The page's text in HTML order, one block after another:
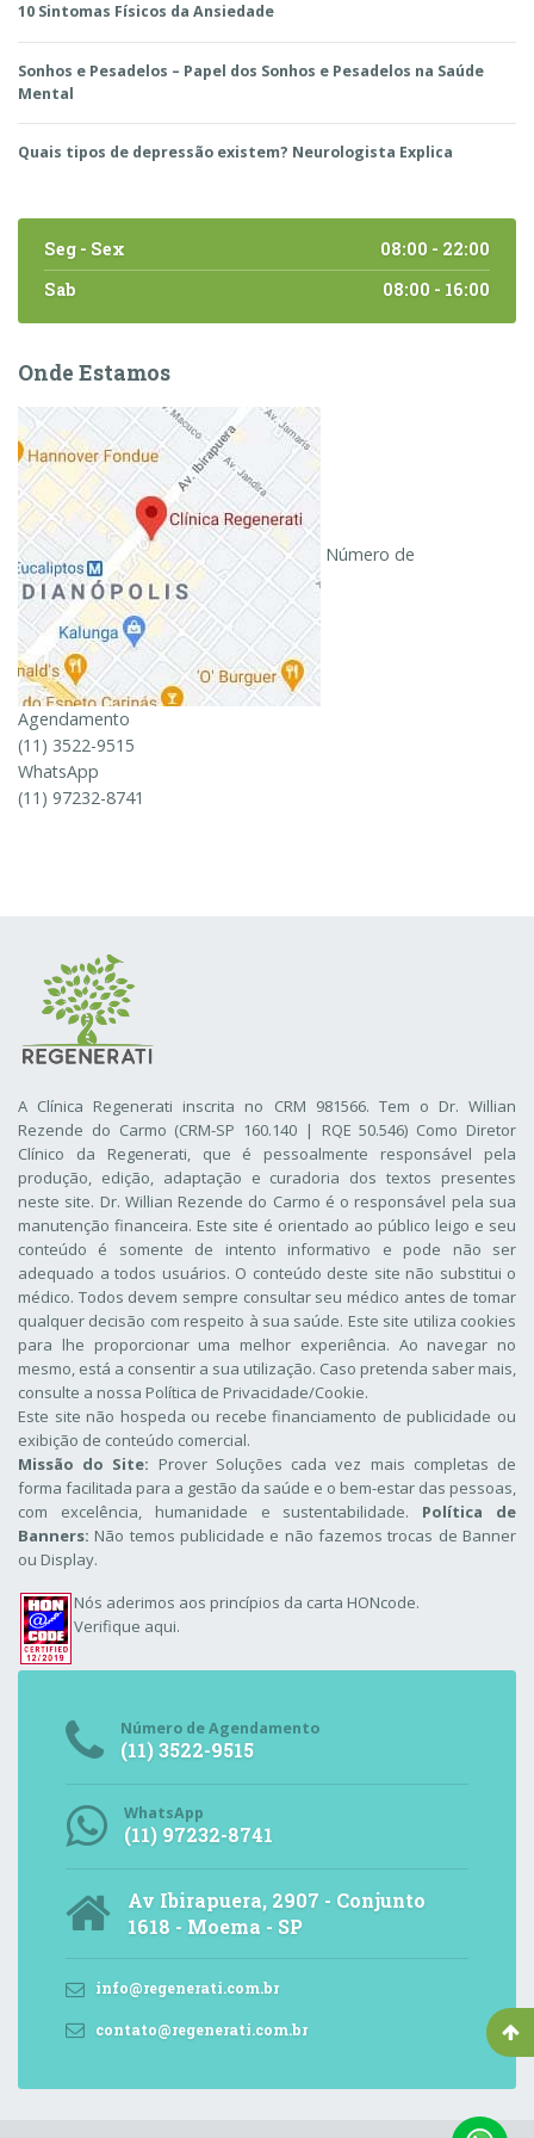
10 Sintomas Físicos da Ansiedade
Sonhos e Pesadelos – Papel dos Sonhos e Pesadelos na Saúde
Mental
Quais tipos de depressão existem? Neurologista Explica
Seg - Sex
08:00 - 22:00
Sab
08:00 - 16:00
Onde Estamos
Número de
Agendamento
(11) 3522-9515
WhatsApp
(11) 97232-8741
A Clínica Regenerati inscrita no CRM 981566. Tem o Dr. Willian
Rezende do Carmo (CRM-SP 160.140 | RQE 50.546) Como Diretor
Clínico da Regenerati, que é pessoalmente responsável pela
produção, edição, adaptação e curadoria dos textos presentes
neste site. Dr. Willian Rezende do Carmo é o responsável pela sua
manutenção financeira. Este site é orientado ao público leigo e seu
conteúdo é somente de intento informativo e pode não ser
adequado a todos usuários. O conteúdo deste site não substitui o
médico. Todos devem sempre consultar seu médico antes de tomar
qualquer decisão com respeito à sua saúde. Este site utiliza cookies
para lhe proporcionar uma melhor experiência. Ao navegar no
mesmo, está a consentir a sua utilização. Caso pretenda saber mais,
consulte a nossa Política de Privacidade/Cookie.
Este site não hospeda ou recebe financiamento de publicidade ou
exibição de conteúdo comercial.
Missão do Site: Prover Soluções cada vez mais completas de
forma facilitada para a gestão da saúde e o bem-estar das pessoas,
com excelência, humanidade e sustentabilidade. Política de
Banners: Não temos publicidade e não fazemos trocas de Banner
ou Display.
Nós aderimos aos princípios da carta HONcode.
Verifique aqui.
Número de Agendamento
(11) 3522-9515
WhatsApp
(11) 97232-8741
Av Ibirapuera, 2907 - Conjunto
1618 - Moema - SP
info@regenerati.com.br
contato@regenerati.com.br